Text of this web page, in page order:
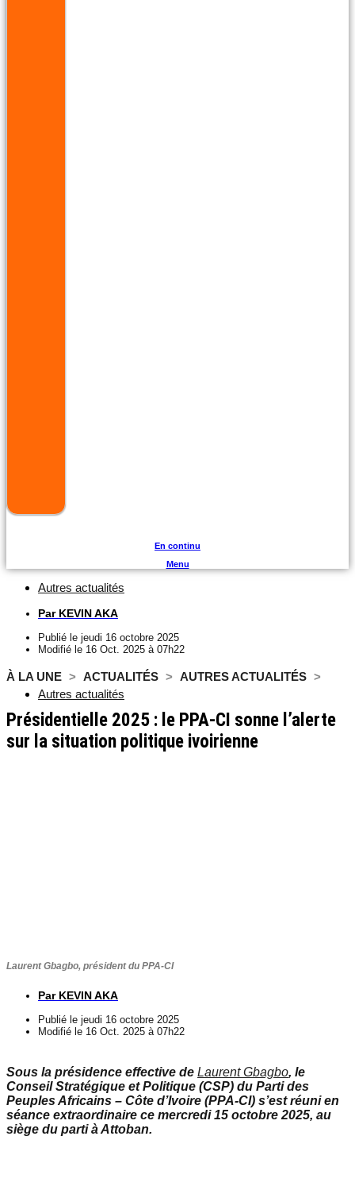
En continu
Menu
Autres actualités
ParKEVIN AKA
Publié le jeudi 16 octobre 2025
Modifié le 16 Oct. 2025 à 07h22
À LA UNE > ACTUALITÉS > AUTRES ACTUALITÉS >
Autres actualités
Présidentielle 2025 : le PPA-CI sonne l’alerte
sur la situation politique ivoirienne
Laurent Gbagbo, président du PPA-CI
ParKEVIN AKA
Publié le jeudi 16 octobre 2025
Modifié le 16 Oct. 2025 à 07h22
Sous la présidence effective de Laurent Gbagbo, le
Conseil Stratégique et Politique (CSP) du Parti des
Peuples Africains – Côte d’Ivoire (PPA-CI) s’est réuni en
séance extraordinaire ce mercredi 15 octobre 2025, au
siège du parti à Attoban.